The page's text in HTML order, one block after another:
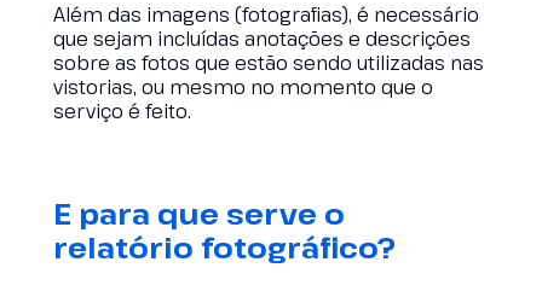
Além das imagens (fotografias), é necessário
que sejam incluídas anotações e descrições
sobre as fotos que estão sendo utilizadas nas
vistorias, ou mesmo no momento que o
serviço é feito.
E para que serve o
relatório fotográfico?